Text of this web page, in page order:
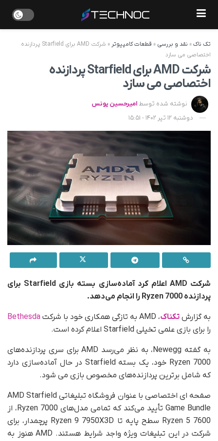
تک ناک» نقد و بررسی » قطعات کامپیوتر »
شرکت AMD برای Starfield پردازنده
اختصاصی می سازد
شرکت AMD برای Starfield پردازنده
اختصاصی می سازد
نوشته شده توسط امیرحسین یونس
دوشنبه 12 تیر 1402 - 15:51
شرکت AMD اعلام کرد آماده‌سازی بسته بازی Starfield برای
پردازنده Ryzen 7000 را انجام می‌دهد.
به گزارش تکناک، AMD به تازگی همکاری خود با شرکت
Bethesda
را برای بازی علمی تخیلی Starfield اعلام کرده است.
به گفته Newegg، به نظر می‌رسد AMD برای سری پردازنده‌های
Ryzen 7000 خود، یک بسته Starfield در حال آماده‌سازی دارد
که شامل برترین پردازنده‌های مخصوص بازی می شود.
صفحه ای اختصاصی با عنوان فروشگاه تبلیغاتی AMD Starfield
Game Bundle تأیید می‌کند که تمامی مدل‌های Ryzen 7000، از
Ryzen 5 7600 سطح پایه تا Ryzen 9 7950X3D پرچمدار، برای
شرکت در این تبلیغات ویژه واجد شرایط هستند. AMD هنوز به